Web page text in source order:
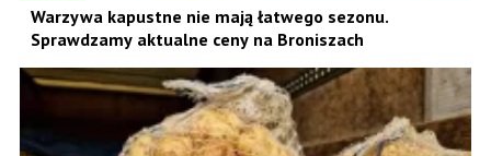
Warzywa kapustne nie mają łatwego sezonu.
Sprawdzamy aktualne ceny na Broniszach